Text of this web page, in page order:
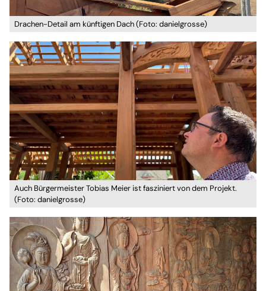
Drachen-Detail am künftigen Dach (Foto: danielgrosse)
Auch Bürgermeister Tobias Meier ist fasziniert von dem Projekt.
(Foto: danielgrosse)